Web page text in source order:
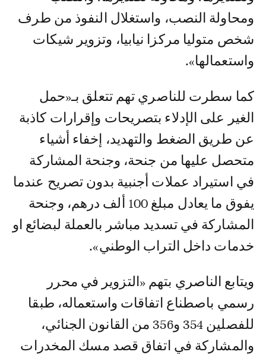
ومحاولة النصب، واستغلال النفوذ من طرف
شخص متوليا مركزا نيابيا، وتزوير شيكات
واستعمالها».
كما سطرت للناصري تهم تتعلق بـ«حمل
الغير على الإدلاء بتصريحات وإقرارات كاذبة
عن طريق الضغط والتهديد، إخفاء أشياء
متحصل عليها من جنحة، وجنحة المشاركة
في استيراد عملات أجنبية بدون تصريح عندما
يفوق ما يعادل مبلغ 100 ألف درهم، وجنحة
المشاركة في تسديد مباشر بالعملة لبضائع او
خدمات داخل التراب الوطني».
‏ويتابع الناصري بتهم «التزوير في محرر
رسمي باصطناع اتفاقات واستعماله، طبقا
للفصلين 354 و356 من القانون الجنائي،
والمشاركة في اتفاق قصد مسك المخدرات